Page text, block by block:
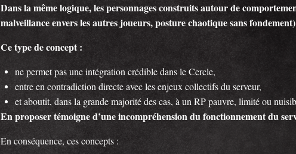
Dans la même logique, les personnages construits autour de
malveillance envers les autres joueurs, posture chaotique sans
Ce type de concept :
ne permet pas une intégration crédible dans le Cercle,
entre en contradiction directe avec les enjeux collectifs du serveur,
et aboutit, dans la grande majorité des cas, à un RP pauvre, limité ou
En proposer témoigne d’une incompréhension du fonctionnement du
En conséquence, ces concepts :